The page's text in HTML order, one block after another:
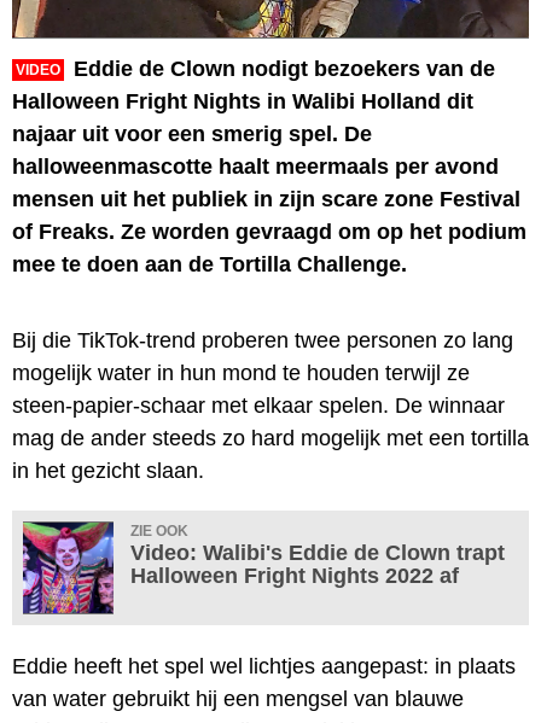
VIDEO
Eddie de Clown nodigt bezoekers van de
Halloween Fright Nights in Walibi Holland dit
najaar uit voor een smerig spel. De
halloweenmascotte haalt meermaals per avond
mensen uit het publiek in zijn scare zone Festival
of Freaks. Ze worden gevraagd om op het podium
mee te doen aan de Tortilla Challenge.
Bij die TikTok-trend proberen twee personen zo lang
mogelijk water in hun mond te houden terwijl ze
steen-papier-schaar met elkaar spelen. De winnaar
mag de ander steeds zo hard mogelijk met een tortilla
in het gezicht slaan.
ZIE OOK
Video: Walibi's Eddie de Clown trapt
Halloween Fright Nights 2022 af
Eddie heeft het spel wel lichtjes aangepast: in plaats
van water gebruikt hij een mengsel van blauwe